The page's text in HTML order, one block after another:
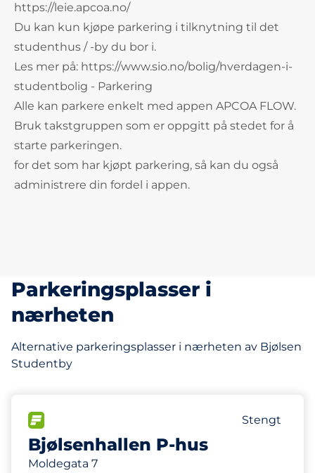
https://leie.apcoa.no/
Du kan kun kjøpe parkering i tilknytning til det
studenthus / -by du bor i.
Les mer på: https://www.sio.no/bolig/hverdagen-i-
studentbolig - Parkering
Alle kan parkere enkelt med appen APCOA FLOW.
Bruk takstgruppen som er oppgitt på stedet for å
starte parkeringen.
for det som har kjøpt parkering, så kan du også
administrere din fordel i appen.
Parkeringsplasser i
nærheten
Alternative parkeringsplasser i nærheten av Bjølsen
Studentby
Bjølsenhallen P-hus
Moldegata 7
Antall
Stengt